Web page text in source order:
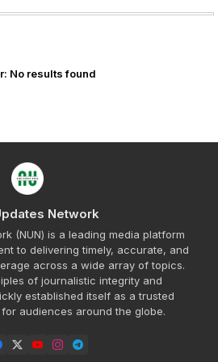
No results found
Network
(NUN) is a leading media platform
to delivering timely, accurate, and
across a wide array of topics.
of journalistic integrity and
established itself as a trusted
audiences around the globe.